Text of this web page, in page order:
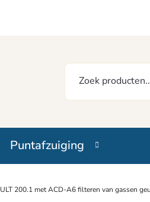
Puntafzuiging
ULT 200.1 met ACD-A6 filteren van gassen